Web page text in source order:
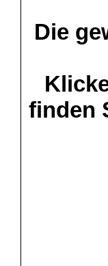
Die
finden